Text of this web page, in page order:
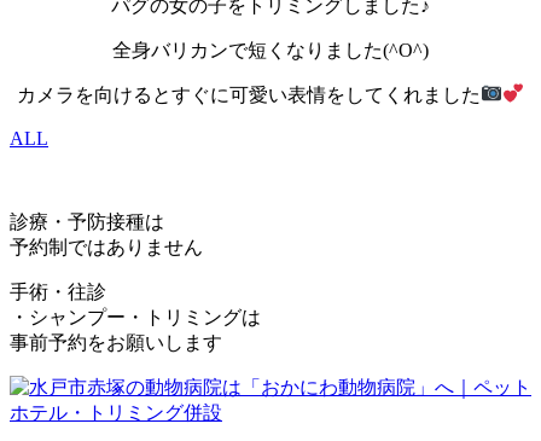
パグの女の子をトリミングしました♪
全身バリカンで短くなりました(^O^)
カメラを向けるとすぐに可愛い表情をしてくれました
ALL
診療・予防接種は
予約制ではありません
手術・往診
・シャンプー・トリミングは
事前予約をお願いします